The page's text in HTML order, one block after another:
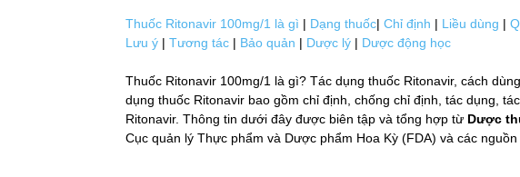
Thuốc Ritonavir 100mg/1 là gì | Dạng thuốc| Chỉ định | Liều dùng |
Lưu ý | Tương tác | Bảo quản | Dược lý | Dược động học
Thuốc Ritonavir 100mg/1 là gì? Tác dụng thuốc Ritonavir, cách
dụng thuốc Ritonavir bao gồm chỉ định, chống chỉ định, tác dụng,
Ritonavir. Thông tin dưới đây được biên tập và tổng hợp từ Dược
Cục quản lý Thực phẩm và Dược phẩm Hoa Kỳ (FDA) và các nguồn